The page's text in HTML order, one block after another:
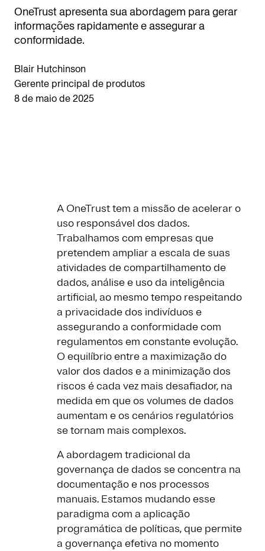
OneTrust apresenta sua abordagem para gerar
informações rapidamente e assegurar a
conformidade.
Blair Hutchinson
Gerente principal de produtos
8 de maio de 2025
A OneTrust tem a missão de acelerar o
uso responsável dos dados.
Trabalhamos com empresas que
pretendem ampliar a escala de suas
atividades de compartilhamento de
dados, análise e uso da inteligência
artificial, ao mesmo tempo respeitando
a privacidade dos indivíduos e
assegurando a conformidade com
regulamentos em constante evolução.
O equilíbrio entre a maximização do
valor dos dados e a minimização dos
riscos é cada vez mais desafiador, na
medida em que os volumes de dados
aumentam e os cenários regulatórios
se tornam mais complexos.
A abordagem tradicional da
governança de dados se concentra na
documentação e nos processos
manuais. Estamos mudando esse
paradigma com a aplicação
programática de políticas, que permite
a governança efetiva no momento